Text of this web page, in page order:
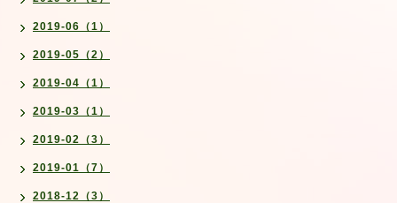
2019-06（1）
2019-05（2）
2019-04（1）
2019-03（1）
2019-02（3）
2019-01（7）
2018-12（3）